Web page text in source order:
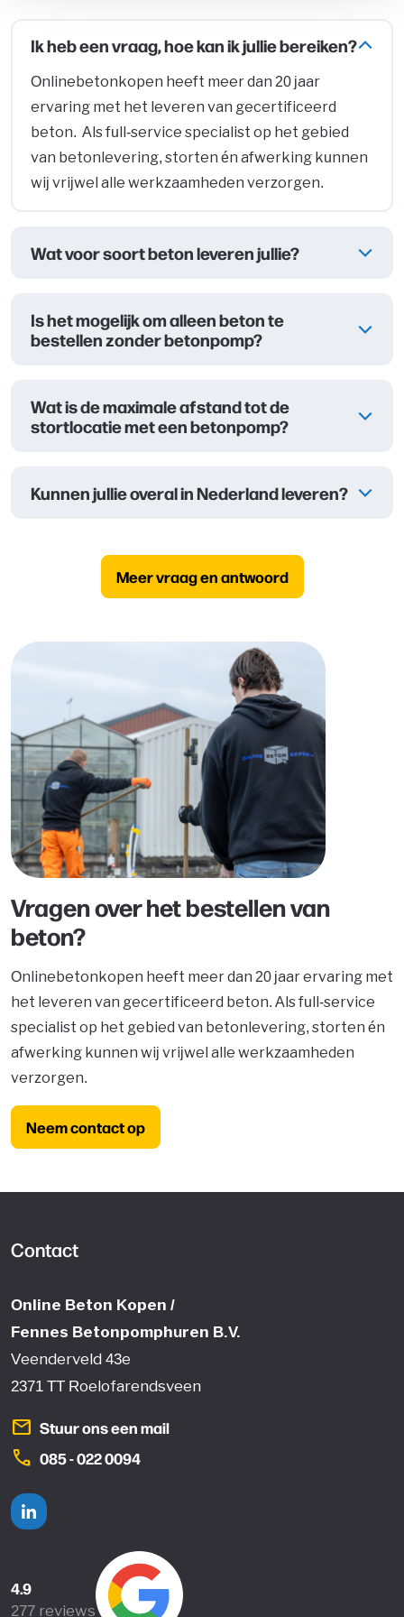
Ik heb een vraag, hoe kan ik jullie bereiken?
Onlinebetonkopen heeft meer dan 20 jaar
ervaring met het leveren van gecertificeerd
beton. Als full-service specialist op het gebied
van betonlevering, storten én afwerking kunnen
wij vrijwel alle werkzaamheden verzorgen.
Wat voor soort beton leveren jullie?
Is het mogelijk om alleen beton te
bestellen zonder betonpomp?
Wat is de maximale afstand tot de
stortlocatie met een betonpomp?
Kunnen jullie overal in Nederland leveren?
Meer vraag en antwoord
Vragen over het bestellen van
beton?
Onlinebetonkopen heeft meer dan 20 jaar ervaring met
het leveren van gecertificeerd beton. Als full-service
specialist op het gebied van betonlevering, storten én
afwerking kunnen wij vrijwel alle werkzaamheden
verzorgen.
Neem contact op
Contact
Online Beton Kopen /
Fennes Betonpomphuren B.V.
Veenderveld 43e
2371 TT Roelofarendsveen
mail Stuur ons een mail
phone 085 - 022 0094
Linkedin
4.9
277 reviews